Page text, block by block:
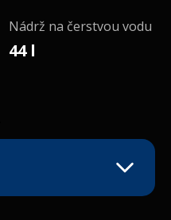
Nádrž na čerstvou vodu
44 l